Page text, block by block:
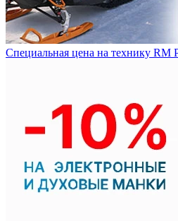
Специальная цена на технику RM